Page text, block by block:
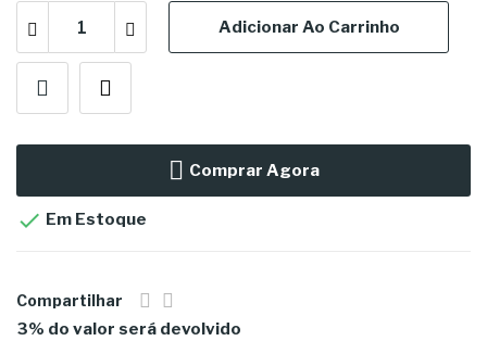
Adicionar Ao Carrinho
Comprar Agora
 Em Estoque
Compartilhar
3% do valor será devolvido